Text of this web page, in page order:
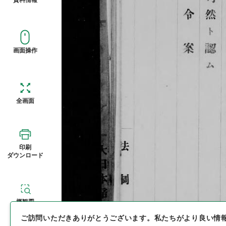
画面操作
全画面
印刷
ダウンロード
概観図
ご訪問いただきありがとうございます。 私たちがより良い情